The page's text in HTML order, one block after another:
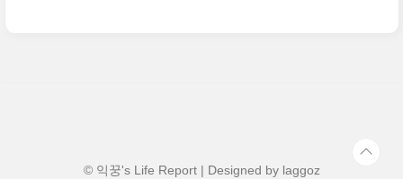
© 익꿍's Life Report | Designed by laggoz